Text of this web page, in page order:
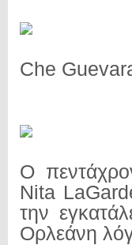
Che
Ο
Nita
την
Ορλεάνη